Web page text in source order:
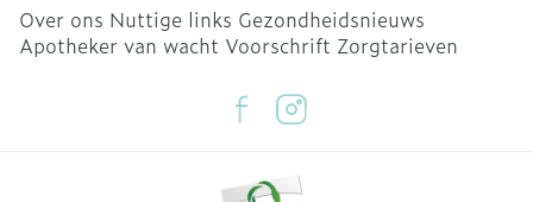
Over ons Nuttige links Gezondheidsnieuws
Apotheker van wacht Voorschrift Zorgtarieven